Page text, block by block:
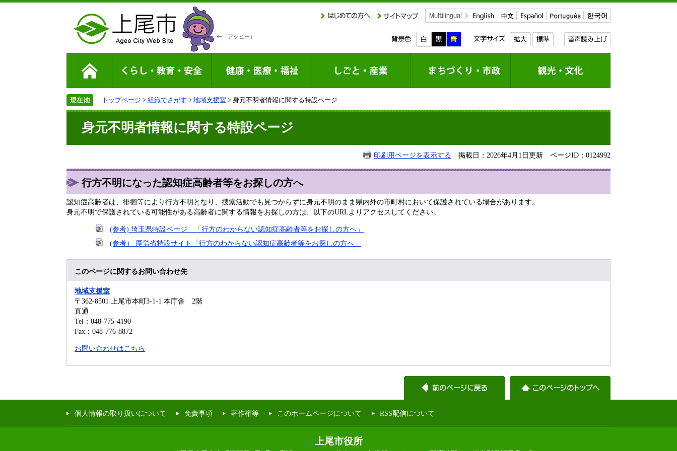
トップページ > 組織でさがす > 地域支援室 > 身元不明者情報に関する特設ページ
身元不明者情報に関する特設ページ
印刷用ページを表示する 掲載日：2026年4月1日更新 ページID：0124992
行方不明になった認知症高齢者等をお探しの方へ
認知症高齢者は、徘徊等により行方不明となり、捜索活動でも見つからずに身元不明のまま県内外の市町村において保護されている場合があります。
身元不明で保護されている可能性がある高齢者に関する情報をお探しの方は、以下のURLよりアクセスしてください。
(参考) 埼玉県特設ページ 「行方のわからない認知症高齢者等をお探しの方へ」
(参考） 厚労省特設サイト「行方のわからない認知症高齢者等をお探しの方へ」
このページに関するお問い合わせ先
地域支援室
〒362-8501
上尾市本町3-1-1 本庁舎 2階
直通
Tel：048-775-4190
Fax：048-776-8872
お問い合わせはこちら
個人情報の取り扱いについて 免責事項 著作権等 このホームページについて RSS配信について
上尾市役所